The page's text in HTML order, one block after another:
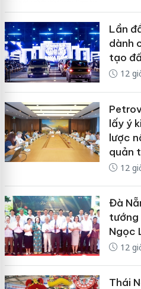
Lần
dành
tạo
12
lấy ý
lược
quản
12
Đà
tướng
Ngọc
12
Thái